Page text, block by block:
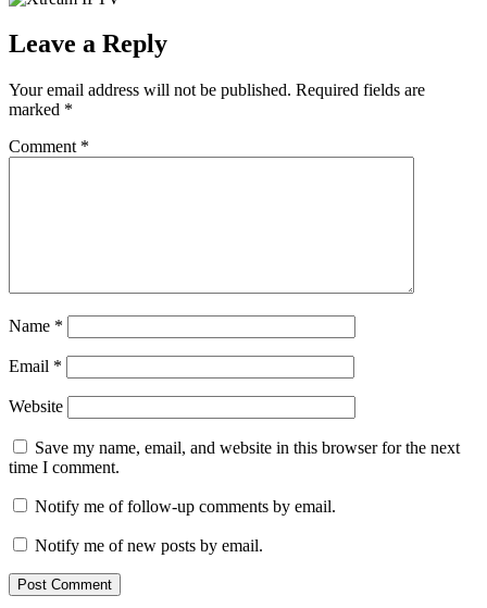
Leave a Reply
Your email address will not be published. Required fields are
marked *
Comment *
Name *
Email *
Website
Save my name, email, and website in this browser for the next
time I comment.
Notify me of follow-up comments by email.
Notify me of new posts by email.